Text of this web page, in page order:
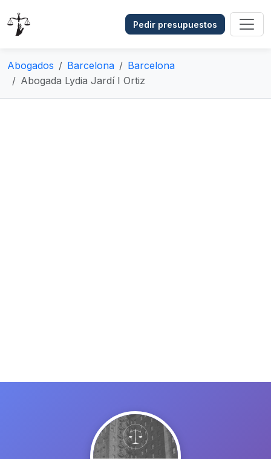
Pedir presupuestos
Abogados Barcelona
Barcelona
Abogada Lydia Jardí I Ortiz